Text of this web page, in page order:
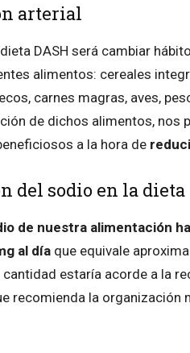
arterial
DASH será cambiar
alimentos: cereales
carnes magras, aves,
de dichos alimentos, nos
a la hora de
del sodio en la dieta
de nuestra alimentación
al día que equivale
estaría acorde a la
recomienda la organización